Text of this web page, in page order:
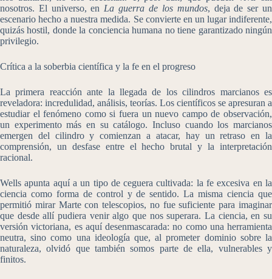
nosotros. El universo, en La guerra de los mundos, deja de ser un
escenario hecho a nuestra medida. Se convierte en un lugar indiferente,
quizás hostil, donde la conciencia humana no tiene garantizado ningún
privilegio.
Crítica a la soberbia científica y la fe en el progreso
La primera reacción ante la llegada de los cilindros marcianos es
reveladora: incredulidad, análisis, teorías. Los científicos se apresuran a
estudiar el fenómeno como si fuera un nuevo campo de observación,
un experimento más en su catálogo. Incluso cuando los marcianos
emergen del cilindro y comienzan a atacar, hay un retraso en la
comprensión, un desfase entre el hecho brutal y la interpretación
racional.
Wells apunta aquí a un tipo de ceguera cultivada: la fe excesiva en la
ciencia como forma de control y de sentido. La misma ciencia que
permitió mirar Marte con telescopios, no fue suficiente para imaginar
que desde allí pudiera venir algo que nos superara. La ciencia, en su
versión victoriana, es aquí desenmascarada: no como una herramienta
neutra, sino como una ideología que, al prometer dominio sobre la
naturaleza, olvidó que también somos parte de ella, vulnerables y
finitos.